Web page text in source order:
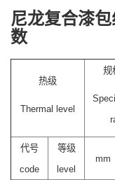
尼龙复合漆
数
热级
Thermal level
规
代号
code
等级
level
mm